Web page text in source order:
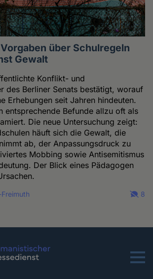
über Schulregeln
Gewalt
Konflikt- und
des Berliner Senats bestätigt, worauf
Erhebungen seit Jahren hindeuten.
entsprechende Befunde allzu oft als
Die neue Untersuchung zeigt:
häuft sich die Gewalt, die
ab, der Anpassungsdruck zu
Mobbing sowie Antisemitismus
Der Blick eines Pädagogen
8
Menu